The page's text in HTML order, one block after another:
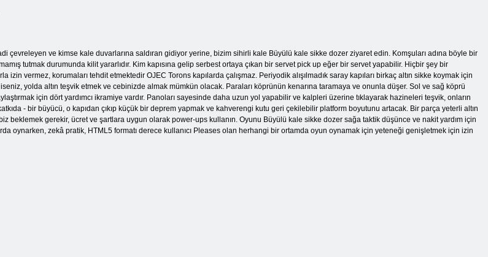
çevreleyen ve kimse kale duvarlarına saldıran gidiyor yerine, bizim sihirli kale Büyülü kale sikke dozer ziyaret edin. Komşuları adına böyle bir
tutmak durumunda kilit yararlıdır. Kim kapısına gelip serbest ortaya çıkan bir servet pick up eğer bir servet yapabilir. Hiçbir şey bir
vermez, korumaları tehdit etmektedir OJEC Torons kapılarda çalışmaz. Periyodik alışılmadık saray kapıları birkaç altın sikke koymak için
yolda altın teşvik etmek ve cebinizde almak mümkün olacak. Paraları köprünün kenarına taramaya ve onunla düşer. Sol ve sağ köprü
için dört yardımcı ikramiye vardır. Panoları sayesinde daha uzun yol yapabilir ve kalpleri üzerine tıklayarak hazineleri teşvik, onların
- bir büyücü, o kapıdan çıkıp küçük bir deprem yapmak ve kahverengi kutu geri çekilebilir platform boyutunu artacak. Bir parça yeterli altın
beklemek gerekir, ücret ve şartlara uygun olarak power-ups kullanın. Oyunu Büyülü kale sikke dozer sağa taktik düşünce ve nakit yardım için
oynarken, zekâ pratik, HTML5 formatı derece kullanıcı Pleases olan herhangi bir ortamda oyun oynamak için yeteneği genişletmek için izin